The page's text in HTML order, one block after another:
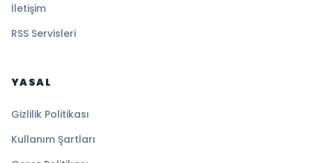
İletişim
RSS Servisleri
YASAL
Gizlilik Politikası
Kullanım Şartları